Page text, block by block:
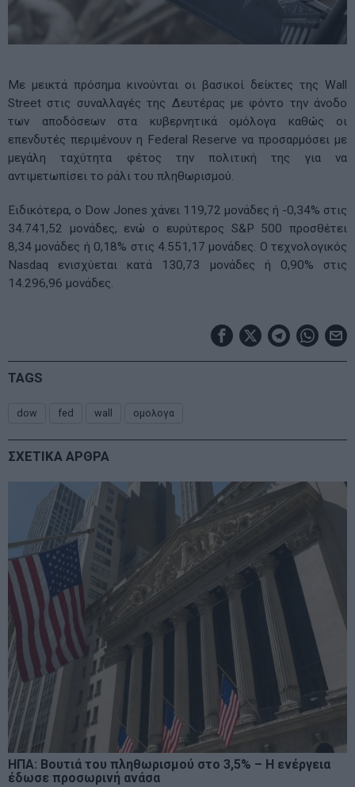
Με μεικτά πρόσημα κινούνται οι βασικοί δείκτες της Wall
Street στις συναλλαγές της Δευτέρας με φόντο την άνοδο
των αποδόσεων στα κυβερνητικά ομόλογα καθώς οι
επενδυτές περιμένουν η Federal Reserve να προσαρμόσει με
μεγάλη ταχύτητα φέτος την πολιτική της για να
αντιμετωπίσει το ράλι του πληθωρισμού.
Ειδικότερα, ο Dow Jones χάνει 119,72 μονάδες ή -0,34% στις
34.741,52 μονάδες, ενώ ο ευρύτερος S&P 500 προσθέτει
8,34 μονάδες ή 0,18% στις 4.551,17 μονάδες. Ο τεχνολογικός
Nasdaq ενισχύεται κατά 130,73 μονάδες ή 0,90% στις
14.296,96 μονάδες.
TAGS
dow fed wall ομολογα
ΣΧΕΤΙΚΑ ΑΡΘΡΑ
ΗΠΑ: Βουτιά του πληθωρισμού στο 3,5% – Η ενέργεια
έδωσε προσωρινή ανάσα